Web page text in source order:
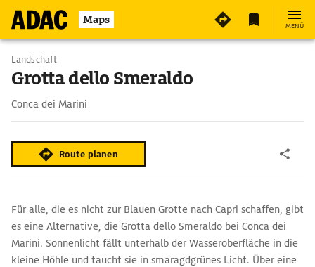
Maps MENÜ
Landschaft
Grotta dello Smeraldo
Conca dei Marini
Route planen
Für alle, die es nicht zur Blauen Grotte nach Capri schaffen, gibt
es eine Alternative, die Grotta dello Smeraldo bei Conca dei
Marini. Sonnenlicht fällt unterhalb der Wasseroberfläche in die
kleine Höhle und taucht sie in smaragdgrünes Licht. Über eine